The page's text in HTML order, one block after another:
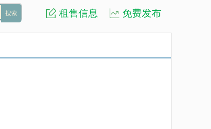
租售信息 免费发布
搜索